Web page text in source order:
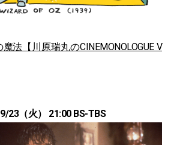
法【川原瑞丸のCINEMONOLOGUE V
23（火） 21:00 BS-TBS